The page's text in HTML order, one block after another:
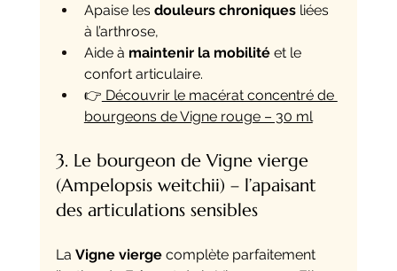
Apaise les douleurs chroniques liées
à l’arthrose,
Aide à maintenir la mobilité et le
confort articulaire.
👉 Découvrir le macérat concentré de
bourgeons de Vigne rouge – 30 ml
3. Le bourgeon de Vigne vierge
(Ampelopsis weitchii) – l’apaisant
des articulations sensibles
La Vigne vierge complète parfaitement